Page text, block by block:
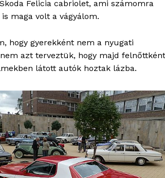
Felicia cabriolet, ami számomra
maga volt a vágyálom.
hogy gyerekként nem a nyugati
azt terveztük, hogy majd felnőttként
látott autók hoztak lázba.